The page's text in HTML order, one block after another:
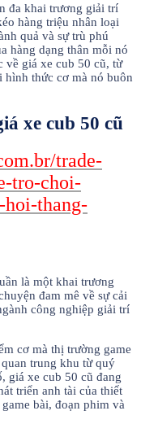
đa khai trương giải trí
hàng triệu nhân loại
quả và sự trù phú
hàng dạng thân mỗi nó
về giá xe cub 50 cũ, từ
hình thức cơ mà nó buôn
xe cub 50 cũ
trade-
tro-choi-
hoi-thang-
là một khai trương
đam mê về sự cải
công nghiệp giải trí
cơ mà thị trường game
trung khu từ quý
giá xe cub 50 cũ đang
triển anh tài của thiết
bài, đoạn phim và